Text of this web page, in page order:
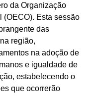
da Organização
(OECO). Esta sessão
das
região,
na adoção de
e igualdade de
estabelecendo o
que ocorrerão